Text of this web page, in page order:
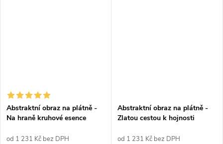
Abstraktní obraz na plátně -
Na hraně kruhové esence
od 1 231 Kč bez DPH
Abstraktní obraz na plátně -
Zlatou cestou k hojnosti
od 1 231 Kč bez DPH